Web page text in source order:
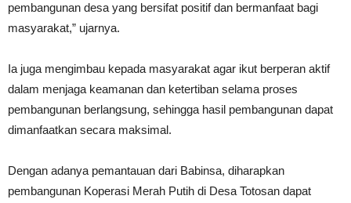
pembangunan desa yang bersifat positif dan bermanfaat bagi
masyarakat,” ujarnya.
Ia juga mengimbau kepada masyarakat agar ikut berperan aktif
dalam menjaga keamanan dan ketertiban selama proses
pembangunan berlangsung, sehingga hasil pembangunan dapat
dimanfaatkan secara maksimal.
Dengan adanya pemantauan dari Babinsa, diharapkan
pembangunan Koperasi Merah Putih di Desa Totosan dapat